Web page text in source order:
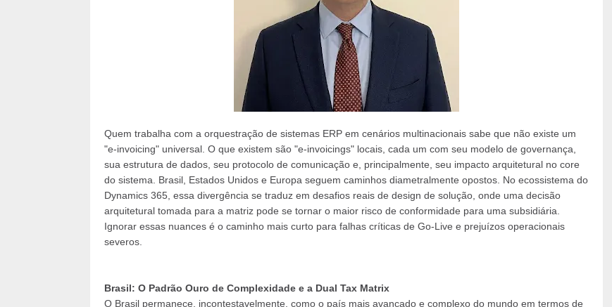
Quem trabalha com a orquestração de sistemas ERP em cenários multinacionais sabe que não existe um
"e-invoicing" universal. O que existem são "e-invoicings" locais, cada um com seu modelo de governança,
sua estrutura de dados, seu protocolo de comunicação e, principalmente, seu impacto arquitetural no core
do sistema. Brasil, Estados Unidos e Europa seguem caminhos diametralmente opostos. No ecossistema do
Dynamics 365, essa divergência se traduz em desafios reais de design de solução, onde uma decisão
arquitetural tomada para a matriz pode se tornar o maior risco de conformidade para uma subsidiária.
Ignorar essas nuances é o caminho mais curto para falhas críticas de Go-Live e prejuízos operacionais
severos.
Brasil: O Padrão Ouro de Complexidade e a Dual Tax Matrix
O Brasil permanece, incontestavelmente, como o país mais avançado e complexo do mundo em termos de